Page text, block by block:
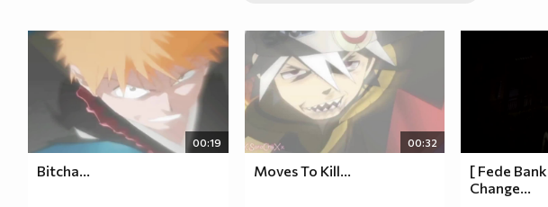
00:19
Bitcha...
00:32
Moves To Kill...
[ Fede
Change...